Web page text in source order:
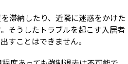
滞納したり、近隣に迷惑をかけた
そうしたトラブルを起こす入居者
すことはできません。